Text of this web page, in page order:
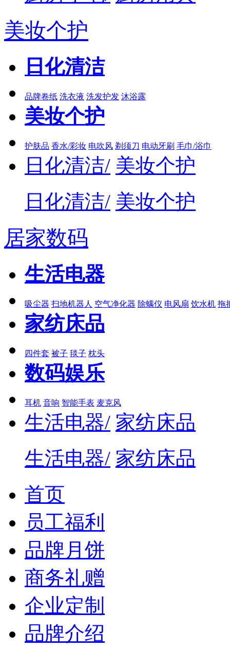
美妆个护
日化清洁
品牌卷纸 洗衣液 洗发护发 沐浴露
美妆个护
护肤品 香水/彩妆 电吹风 剃须刀 电动牙刷 毛巾/浴巾
日化清洁/ 美妆个护
日化清洁/ 美妆个护
居家数码
生活电器
吸尘器 扫地机器人 空气净化器 除螨仪 电风扇 饮水机 拖
家纺床品
四件套 被子 毯子 枕头
数码娱乐
耳机 音响 智能手表 麦克风
生活电器/ 家纺床品
生活电器/ 家纺床品
首页
员工福利
品牌月饼
商务礼赠
企业定制
品牌介绍